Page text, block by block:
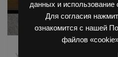
данных и
Для согласия
ознакомится с нашей
файлов
Запчасти Балканкар